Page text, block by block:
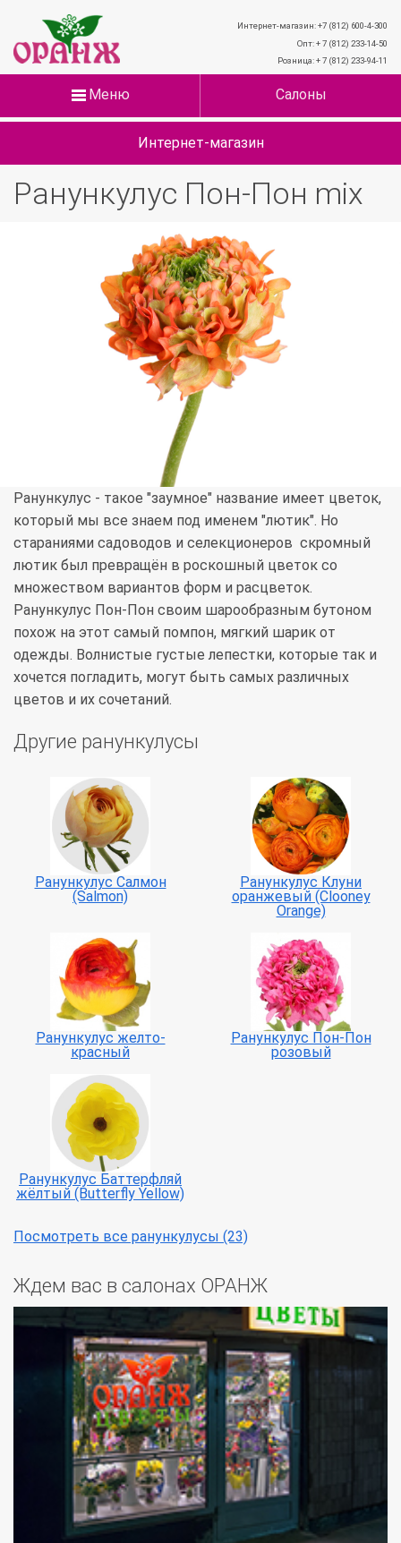
Интернет-магазин: +7 (812) 600-4-300
Опт: + 7 (812) 233-14-50
Розница: + 7 (812) 233-94-11
Меню Салоны
Интернет-магазин
Ранункулус Пон-Пон mix
Ранункулус - такое "заумное" название имеет цветок,
который мы все знаем под именем "лютик". Но
стараниями садоводов и селекционеров скромный
лютик был превращён в роскошный цветок со
множеством вариантов форм и расцветок.
Ранункулус Пон-Пон своим шарообразным бутоном
похож на этот самый помпон, мягкий шарик от
одежды. Волнистые густые лепестки, которые так и
хочется погладить, могут быть самых различных
цветов и их сочетаний.
Другие ранункулусы
Ранункулус Салмон
(Salmon)
Ранункулус Клуни
оранжевый (Clooney
Orange)
Ранункулус желто-
красный
Ранункулус Пон-Пон
розовый
Ранункулус Баттерфляй
жёлтый (Butterfly Yellow)
Посмотреть все ранункулусы (23)
Ждем вас в салонах ОРАНЖ